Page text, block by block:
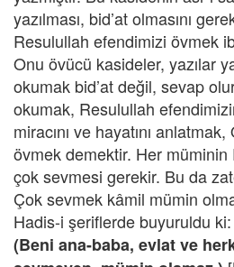
yazılması, bid’at olmasını
Resulullah efendimizi övmek
Onu övücü kasideler, yazılar
okumak bid’at değil, sevap
okumak, Resulullah
miracını ve hayatını
övmek demektir. Her
çok sevmesi gerekir. Bu da
Çok sevmek kâmil mümin
Hadis-i şeriflerde buyuruldu ki:
(Beni ana-baba, evlat ve